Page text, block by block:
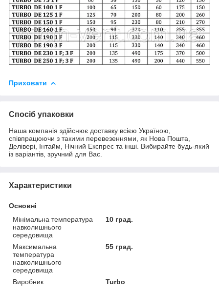
Приховати
Спосіб упаковки
Наша компанія здійснює доставку всією Україною,
співпрацюючи з такими перевезеннями, як Нова Пошта,
Делівері, Інтайм, Нічний Експрес та інші. Вибирайте будь-який
із варіантів, зручний для Вас.
Характеристики
Основні
Мінімальна температура
навколишнього
середовища
10 град.
Максимальна
температура
навколишнього
середовища
55 град.
Виробник
Turbo